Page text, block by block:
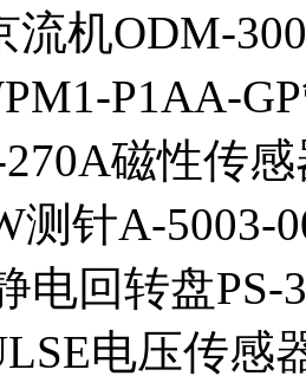
流机ODM-
P1AA-
磁性传
测针A-5003-
电回转盘PS-
电压传感